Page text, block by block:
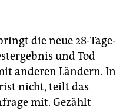
die neue 28-Tage-
und Tod
anderen Ländern. In
nicht, teilt das
mit. Gezählt